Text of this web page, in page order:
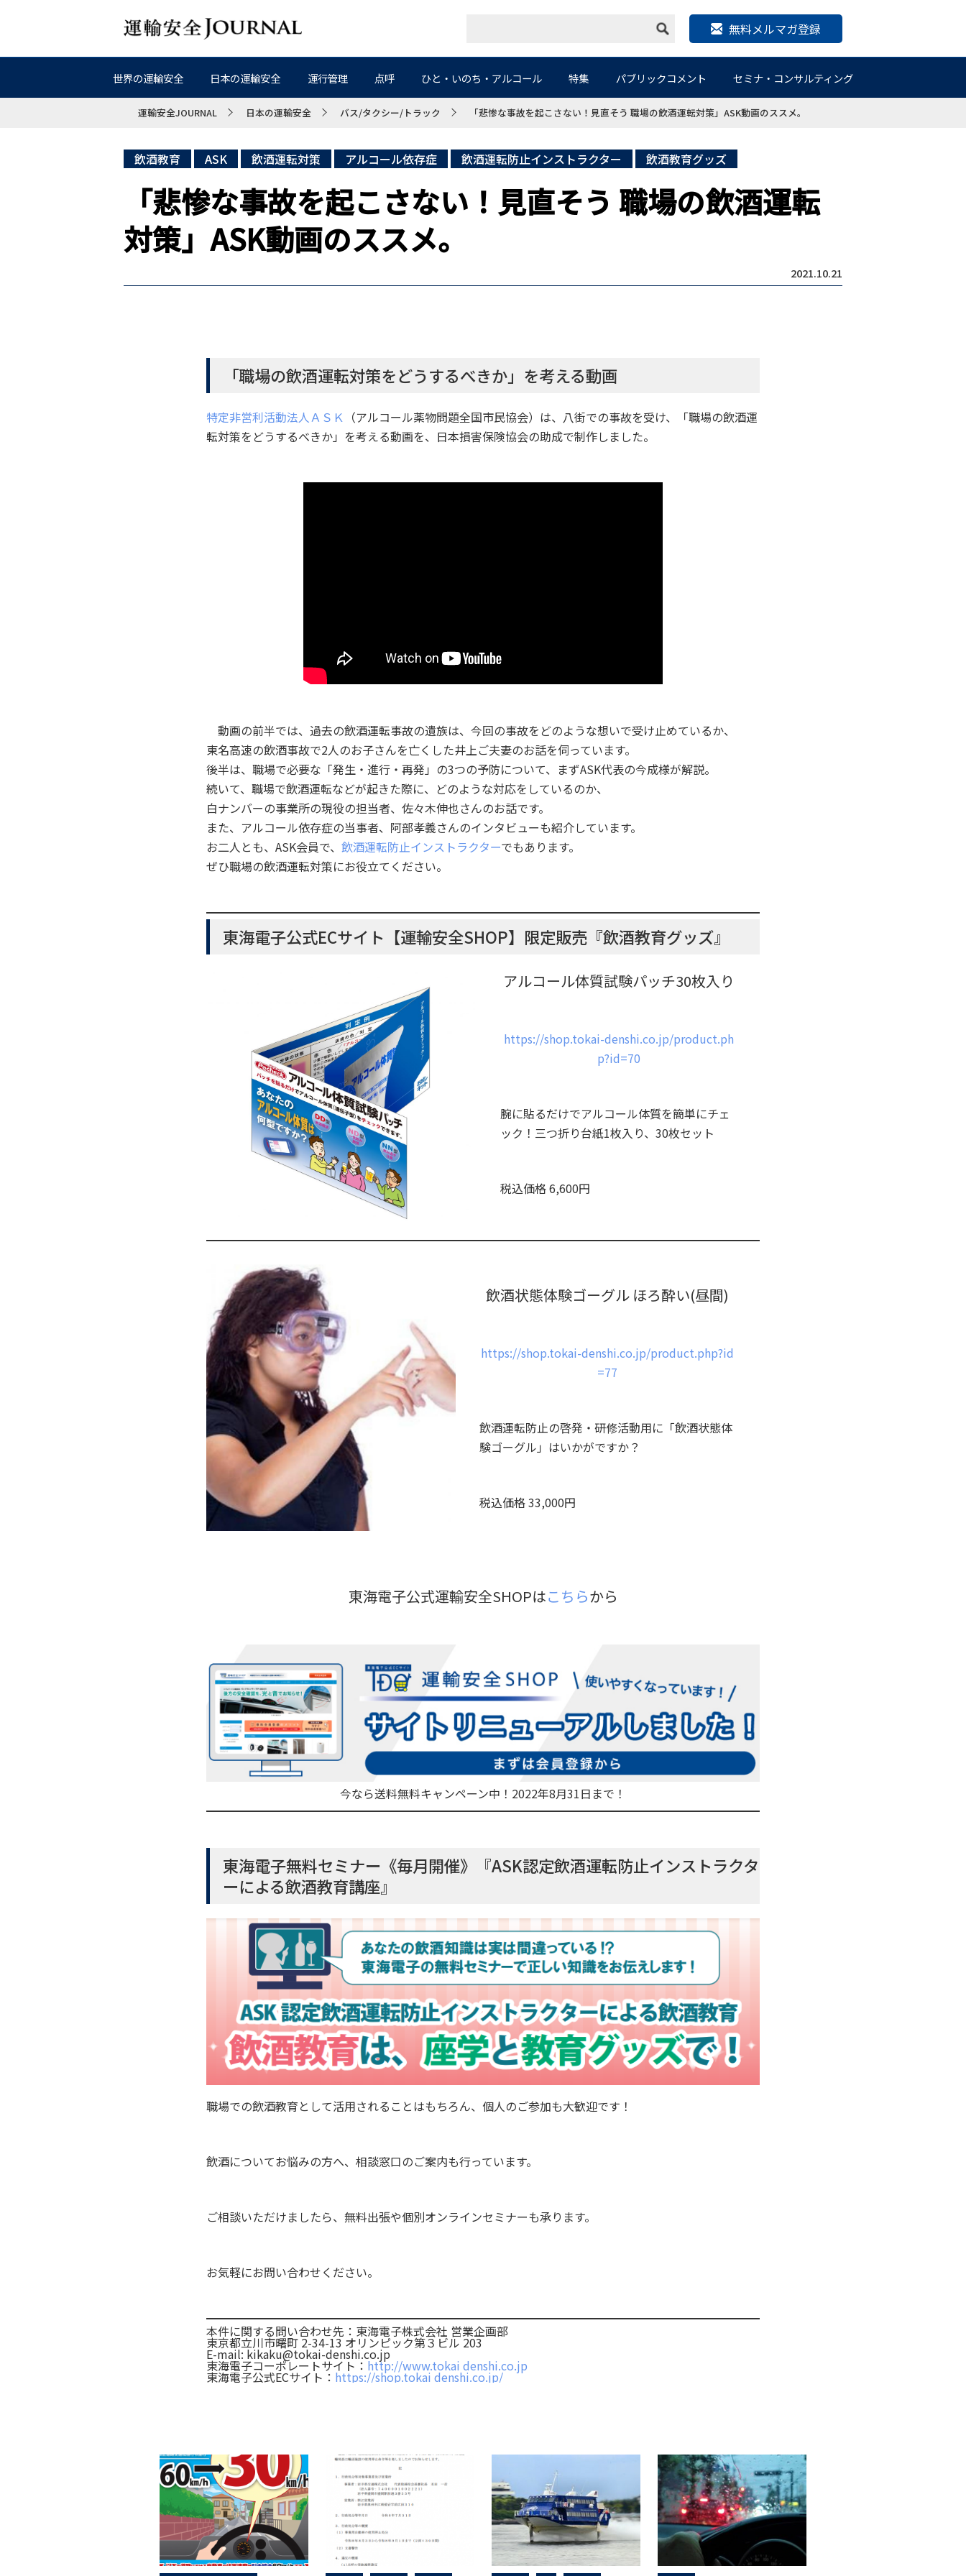
無料メルマガ登録
世界の運輸安全 日本の運輸安全 運行管理 点呼 ひと・いのち・アルコール 特集 パブリックコメント セミナ・コンサルティング
運輸安全JOURNAL 日本の運輸安全 バス/タクシー/トラック 「悲惨な事故を起こさない！見直そう 職場の飲酒運転対策」ASK動画のススメ。
飲酒教育 ASK 飲酒運転対策 アルコール依存症 飲酒運転防止インストラクター 飲酒教育グッズ
「悲惨な事故を起こさない！見直そう 職場の飲酒運転
対策」ASK動画のススメ。
2021.10.21
「職場の飲酒運転対策をどうするべきか」を考える動画
特定非営利活動法人ＡＳＫ （アルコール薬物問題全国市民協会）は、八街での事故を受け、「職場の飲酒運
転対策をどうするべきか」を考える動画を、日本損害保険協会の助成で制作しました。
動画の前半では、過去の飲酒運転事故の遺族は、今回の事故をどのような想いで受け止めているか、
東名高速の飲酒事故で2人のお子さんを亡くした井上ご夫妻のお話を伺っています。
後半は、職場で必要な「発生・進行・再発」の3つの予防について、まずASK代表の今成様が解説。
続いて、職場で飲酒運転などが起きた際に、どのような対応をしているのか、
白ナンバーの事業所の現役の担当者、佐々木伸也さんのお話です。
また、アルコール依存症の当事者、阿部孝義さんのインタビューも紹介しています。
お二人とも、ASK会員で、 飲酒運転防止インストラクターでもあります。
ぜひ職場の飲酒運転対策にお役立てください。
東海電子公式ECサイト【運輸安全SHOP】限定販売『飲酒教育グッズ』
アルコール体質試験パッチ30枚入り
https://shop.tokai-denshi.co.jp/product.ph
p?id=70
腕に貼るだけでアルコール体質を簡単にチェ
ック！三つ折り台紙1枚入り、30枚セット
税込価格 6,600円
飲酒状態体験ゴーグル ほろ酔い(昼間)
https://shop.tokai-denshi.co.jp/product.php?id
=77
飲酒運転防止の啓発・研修活動用に「飲酒状態体
験ゴーグル」はいかがですか？
税込価格 33,000円
東海電子公式運輸安全SHOPはこちらから
今なら送料無料キャンペーン中！2022年8月31日まで！
東海電子無料セミナー《毎月開催》『ASK認定飲酒運転防止インストラクタ
ーによる飲酒教育講座』
職場での飲酒教育として活用されることはもちろん、個人のご参加も大歓迎です！
飲酒についてお悩みの方へ、相談窓口のご案内も行っています。
ご相談いただけましたら、無料出張や個別オンラインセミナーも承ります。
お気軽にお問い合わせください。
本件に関する問い合わせ先：東海電子株式会社 営業企画部
東京都立川市曙町 2-34-13 オリンピック第３ビル 203
E-mail: kikaku@tokai-denshi.co.jp
東海電子コーポレートサイト： http://www.tokai denshi.co.jp
東海電子公式ECサイト： https://shop.tokai denshi.co.jp/